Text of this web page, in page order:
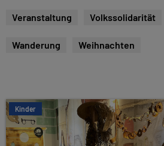
Veranstaltung Volkssolidarität
Wanderung Weihnachten
Kinder